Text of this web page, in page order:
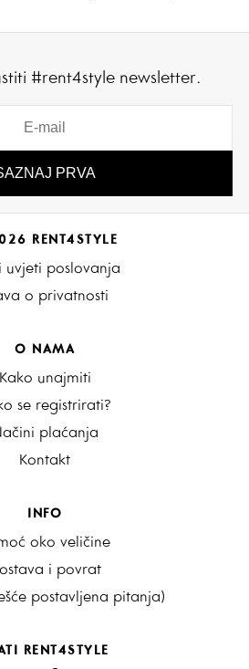
#rent4style newsletter.
RENT4STYLE
uvjeti poslovanja
o privatnosti
O NAMA
Kako unajmiti
se registrirati?
plaćanja
Kontakt
INFO
oko veličine
i povrat
postavljena pitanja)
RENT4STYLE